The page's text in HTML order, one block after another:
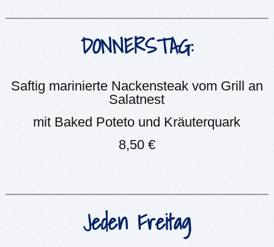
DONNERSTAG:
Saftig marinierte Nackensteak vom Grill an
Salatnest
mit Baked Poteto und Kräuterquark
8,50 €
Jeden Freitag